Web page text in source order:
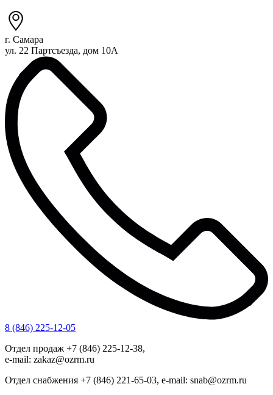
г. Самара
ул. 22 Партсъезда, дом 10А
8 (846) 225-12-05
Отдел продаж +7 (846) 225-12-38,
e-mail: zakaz@ozrm.ru
Отдел снабжения +7 (846) 221-65-03, e-mail: snab@ozrm.ru